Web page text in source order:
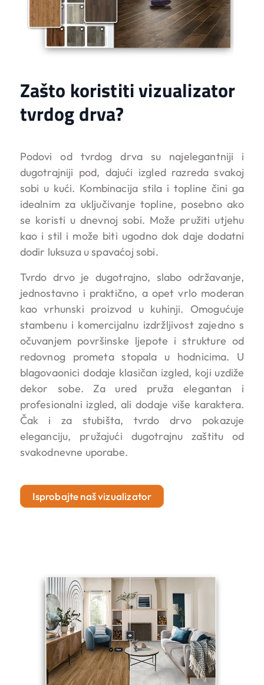
Zašto koristiti vizualizator
tvrdog drva?
Podovi od tvrdog drva su najelegantniji i
dugotrajniji pod, dajući izgled razreda svakoj
sobi u kući. Kombinacija stila i topline čini ga
idealnim za uključivanje topline, posebno ako
se koristi u dnevnoj sobi. Može pružiti utjehu
kao i stil i može biti ugodno dok daje dodatni
dodir luksuza u spavaćoj sobi.
Tvrdo drvo je dugotrajno, slabo održavanje,
jednostavno i praktično, a opet vrlo moderan
kao vrhunski proizvod u kuhinji. Omogućuje
stambenu i komercijalnu izdržljivost zajedno s
očuvanjem površinske ljepote i strukture od
redovnog prometa stopala u hodnicima. U
blagovaonici dodaje klasičan izgled, koji uzdiže
dekor sobe. Za ured pruža elegantan i
profesionalni izgled, ali dodaje više karaktera.
Čak i za stubišta, tvrdo drvo pokazuje
eleganciju, pružajući dugotrajnu zaštitu od
svakodnevne uporabe.
Isprobajte naš vizualizator